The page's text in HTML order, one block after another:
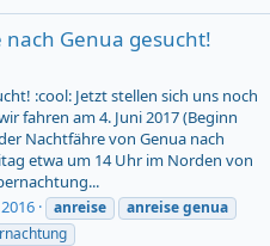
nach Genua gesucht!
:cool: Jetzt stellen sich uns noch
fahren am 4. Juni 2017 (Beginn
Nachtfähre von Genua nach
etwa um 14 Uhr im Norden von
anreise anreisegenua